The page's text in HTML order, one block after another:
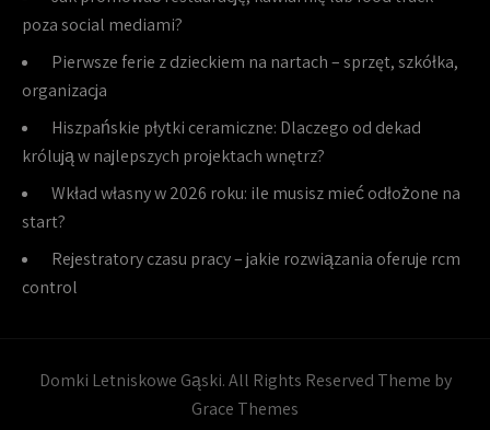
poza social mediami?
Pierwsze ferie z dzieckiem na nartach – sprzęt, szkółka,
organizacja
Hiszpańskie płytki ceramiczne: Dlaczego od dekad
królują w najlepszych projektach wnętrz?
Wkład własny w 2026 roku: ile musisz mieć odłożone na
start?
Rejestratory czasu pracy – jakie rozwiązania oferuje rcm
control
Domki Letniskowe Gąski. All Rights Reserved Theme by
Grace Themes